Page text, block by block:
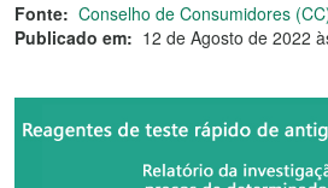
Fonte: Conselho de Consumidores
Publicado em: 12 de Agosto de 2022